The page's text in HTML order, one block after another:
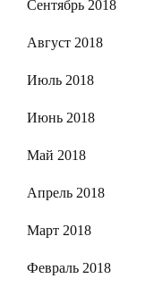
Сентябрь 2018
Август 2018
Июль 2018
Июнь 2018
Май 2018
Апрель 2018
Март 2018
Февраль 2018